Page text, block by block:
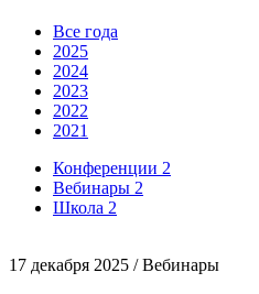
Все года
2025
2024
2023
2022
2021
Конференции 2
Вебинары 2
Школа 2
17 декабря 2025 / Вебинары